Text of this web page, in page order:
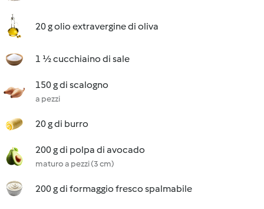
20 g olio extravergine di oliva
1 ½ cucchiaino di sale
150 g di scalogno
a pezzi
20 g di burro
200 g di polpa di avocado
maturo a pezzi (3 cm)
200 g di formaggio fresco spalmabile